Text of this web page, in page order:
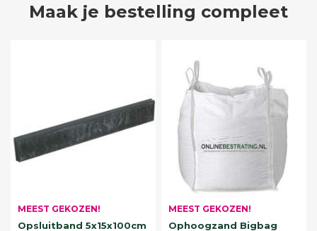
Maak je bestelling compleet
MEEST GEKOZEN!
Opsluitband 5x15x100cm
MEEST GEKOZEN!
Ophoogzand Bigbag